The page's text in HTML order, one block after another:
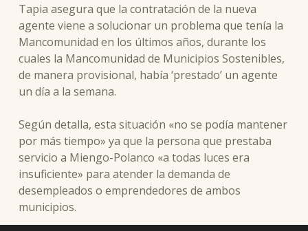
Tapia asegura que la contratación de la nueva
agente viene a solucionar un problema que tenía la
Mancomunidad en los últimos años, durante los
cuales la Mancomunidad de Municipios Sostenibles,
de manera provisional, había ‘prestado’ un agente
un día a la semana.
Según detalla, esta situación «no se podía mantener
por más tiempo» ya que la persona que prestaba
servicio a Miengo-Polanco «a todas luces era
insuficiente» para atender la demanda de
desempleados o emprendedores de ambos
municipios.